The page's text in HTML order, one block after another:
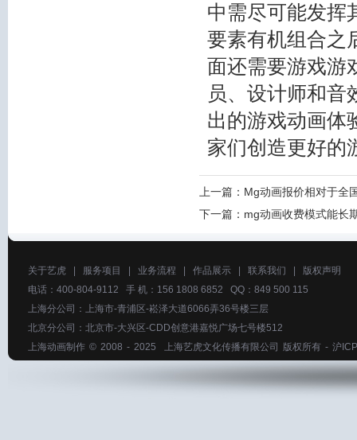
中需尽可能发挥
要素有机组合之
面还需要游戏游
员、设计师和音
出的游戏动画体
家们创造更好的
上一篇： Mg动画报价相对于全
下一篇： mg动画收费模式能长
关于艺虎 服务项目 业务流程 作品展示 联系我们
版权声明
电话：400-804-9112 手 机：156 1808 6852 QQ：849 500 115
上海分公司：上海市-青浦区-崧泽大道6066弄36号楼三层
北京分公司：北京市-大兴区-CDD创意港嘉悦广场七号楼512
上海动画制作 © 2008 - 2025 上海艺虎文化传播有限公司 版权所有 - 沪